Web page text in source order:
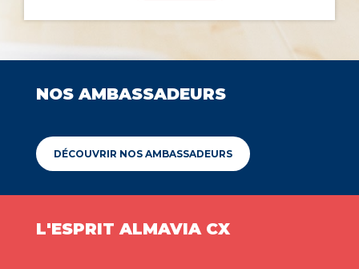
NOS AMBASSADEURS
DÉCOUVRIR NOS AMBASSADEURS
L'ESPRIT ALMAVIA CX